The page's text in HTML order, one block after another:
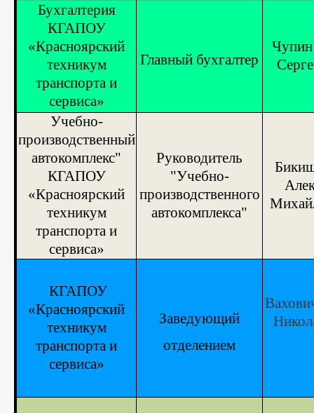
Бухгалтерия
КГАПОУ
«Красноярский
техникум
транспорта и
сервиса»
Главный бухгалтер
Чупин
Учебно-
производственный
автокомплекс"
КГАПОУ
«Красноярский
техникум
транспорта и
сервиса»
Руководитель
"Учебно-
производственного
автокомплекса"
КГАПОУ
«Красноярский
техникум
транспорта и
сервиса»
Заведующий
отделением